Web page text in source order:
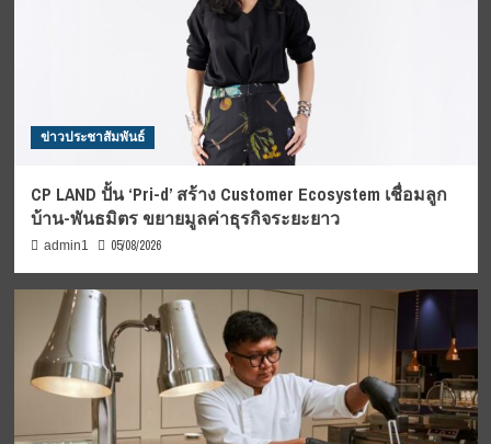
ข่าวประชาสัมพันธ์
CP LAND ปั้น ‘Pri-d’ สร้าง Customer Ecosystem เชื่อมลูก
บ้าน-พันธมิตร ขยายมูลค่าธุรกิจระยะยาว
admin1 05/08/2026